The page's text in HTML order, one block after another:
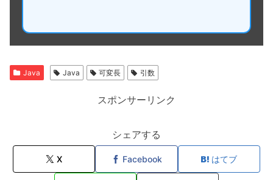
Java Java 可変長 引数
スポンサーリンク
シェアする
X Facebook はてブ